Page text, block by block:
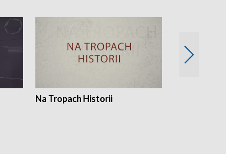
Na Tropach Historii